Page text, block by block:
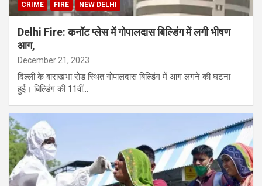
CRIME FIRE NEW DELHI
Delhi Fire: कनॉट प्लेस में गोपालदास बिल्डिंग में लगी भीषण
आग,
December 21, 2023
दिल्ली के बाराखंभा रोड स्थित गोपालदास बिल्डिंग में आग लगने की घटना
हुई। बिल्डिंग की 11वीं…